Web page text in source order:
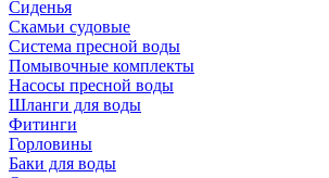
Сиденья
Скамьи судовые
Система пресной воды
Помывочные комплекты
Насосы пресной воды
Шланги для воды
Фитинги
Горловины
Баки для воды